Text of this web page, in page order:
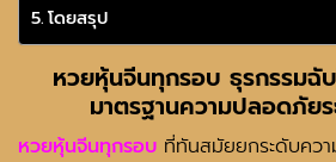
โดยสรุป
หวยหุ้นจีนทุกรอบ ธุรกรรมฉั
มาตรฐานความปลอดภัย
หวยหุ้นจีนทุกรอบ ที่ทันสมัยยกระดับควา